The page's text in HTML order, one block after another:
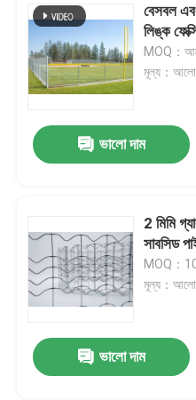
বেসবল
লিঙ্ক
MOQ：
মূল্য：
ভালো দাম
2 মিমি
সাবসিড
MOQ：
মূল্য：
ভালো দাম